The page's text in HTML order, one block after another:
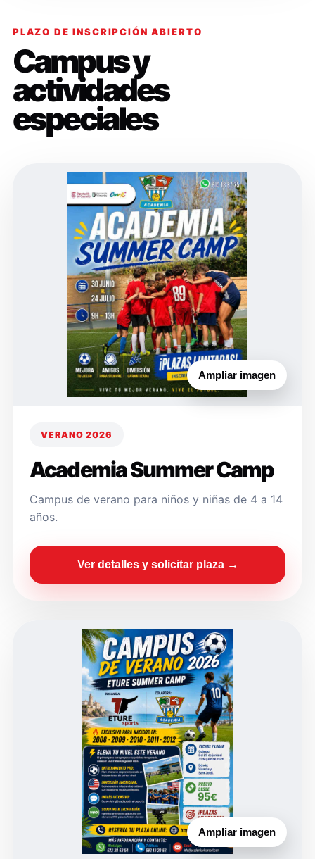
PLAZO DE INSCRIPCIÓN ABIERTO
Campus y
actividades
especiales
Ampliar imagen
VERANO 2026
Academia Summer Camp
Campus de verano para niños y niñas de 4 a 14
años.
Ver detalles y solicitar plaza →
Ampliar imagen